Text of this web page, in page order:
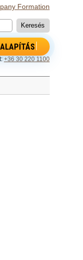
Formation
+36 30 220 1100